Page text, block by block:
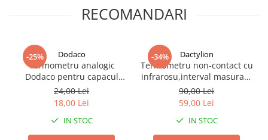
RECOMANDARI
-25% Dodaco
Termometru analogic
Dodaco pentru capacul
grătarului, montare cu
șurub, interval 0-250C,
diimensiuni compacte,
culoare argintie
24,00 Lei
18,00 Lei
IN STOC
-34% Dactylion
Termometru non-contact cu
infrarosu,interval masurare
0 +100 grade Celsius - Alb
90,00 Lei
59,00 Lei
IN STOC